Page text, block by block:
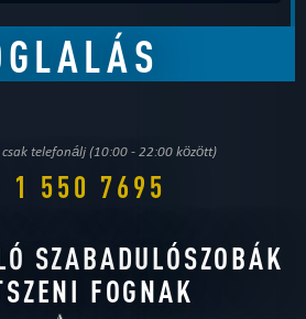
csak telefonálj (10:00 - 22:00 között)
1 550 7695
SZABADULÓSZOBÁK
FOGNAK